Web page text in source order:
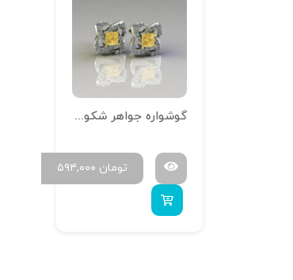
گوشواره جواهر شکوفه 001
۵۹۴,۰۰۰ تومان